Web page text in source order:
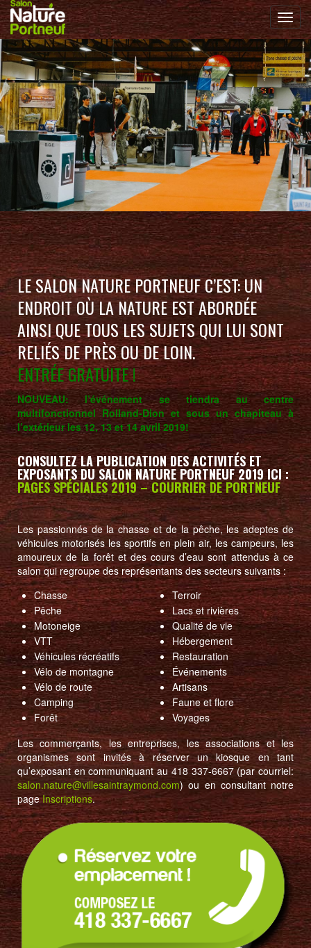
LE SALON NATURE PORTNEUF C’EST: UN
ENDROIT OÙ LA NATURE EST ABORDÉE
AINSI QUE TOUS LES SUJETS QUI LUI SONT
RELIÉS DE PRÈS OU DE LOIN.
ENTRÉE GRATUITE !
NOUVEAU: l’événement se tiendra au centre
multifonctionnel Rolland-Dion et sous un chapiteau à
l’extérieur les 12, 13 et 14 avril 2019!
CONSULTEZ LA PUBLICATION DES ACTIVITÉS ET
EXPOSANTS DU SALON NATURE PORTNEUF 2019 ICI :
PAGES SPÉCIALES 2019 – COURRIER DE PORTNEUF
Les passionnés de la chasse et de la pêche, les adeptes de
véhicules motorisés les sportifs en plein air, les campeurs, les
amoureux de la forêt et des cours d’eau sont attendus à ce
salon qui regroupe des représentants des secteurs suivants :
Chasse
Pêche
Motoneige
VTT
Véhicules récréatifs
Vélo de montagne
Vélo de route
Camping
Forêt
Terroir
Lacs et rivières
Qualité de vie
Hébergement
Restauration
Événements
Artisans
Faune et flore
Voyages
Les commerçants, les entreprises, les associations et les
organismes sont invités à réserver un kiosque en tant
qu’exposant en communiquant au 418 337-6667 (par courriel:
salon.nature@villesaintraymond.com) ou en consultant notre
pageInscriptions.